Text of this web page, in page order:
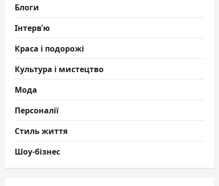
Блоги
Інтерв'ю
Краса і подорожі
Культура і мистецтво
Мода
Персоналії
Стиль життя
Шоу-бізнес